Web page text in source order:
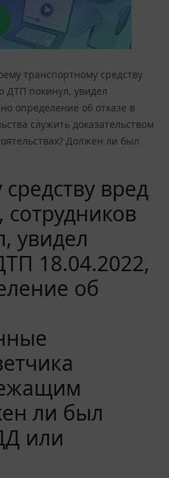
транспортному средству
ДТП покинул, увидел
определение об отказе в
служить доказательством
Должен ли был
вред
увидел
18.04.2022,
об
ли был
или